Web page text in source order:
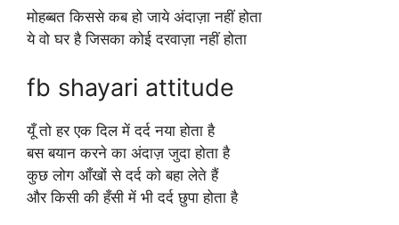
मोहब्बत किससे कब हो जाये अंदाज़ा नहीं होता
ये वो घर है जिसका कोई दरवाज़ा नहीं होता
fb shayari attitude
यूँ तो हर एक दिल में दर्द नया होता है
बस बयान करने का अंदाज़ जुदा होता है
कुछ लोग आँखों से दर्द को बहा लेते हैं
और किसी की हँसी में भी दर्द छुपा होता है